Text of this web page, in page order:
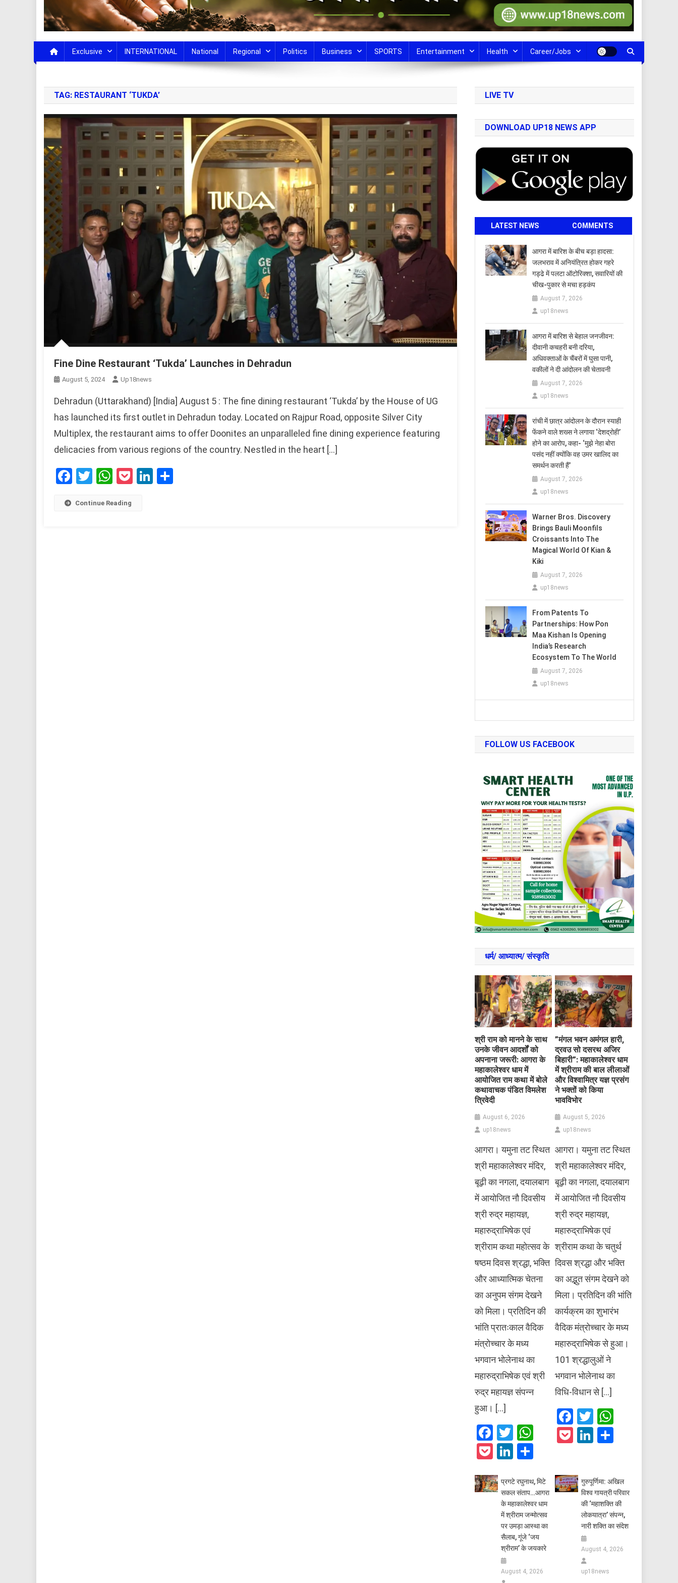
Exclusive INTERNATIONAL National Regional Politics Business SPORTS Entertainment Health Career/Jobs
TAG: RESTAURANT ‘TUKDA’
Fine Dine Restaurant ‘Tukda’ Launches in Dehradun
August 5, 2024 Up18news
Dehradun (Uttarakhand) [India] August 5 : The fine dining restaurant ‘Tukda’ by the House of UG
has launched its first outlet in Dehradun today. Located on Rajpur Road, opposite Silver City
Multiplex, the restaurant aims to offer Doonites an unparalleled fine dining experience featuring
delicacies from various regions of the country. Nestled in the heart […]
Facebook
Twitter
WhatsApp
PocketLinkedIn
Continue Reading
LIVE TV
DOWNLOAD UP18 NEWS APP
LATEST NEWS COMMENTS
आगरा में बारिश के बीच बड़ा हादसा:
जलभराव में अनियंत्रित होकर गहरे
गड्ढे में पलटा ऑटोरिक्शा, सवारियों की
चीख-पुकार से मचा हड़कंप
August 7, 2026
up18news
आगरा में बारिश से बेहाल जनजीवन:
दीवानी कचहरी बनी दरिया,
अधिवक्ताओं के चैंबरों में घुसा पानी,
वकीलों ने दी आंदोलन की चेतावनी
August 7, 2026
up18news
रांची में छात्र आंदोलन के दौरान स्याही
फेंकने वाले शख्स ने लगाया ‘देशद्रोही’
होने का आरोप, कहा- ‘मुझे नेहा बोरा
पसंद नहीं क्योंकि वह उमर खालिद का
समर्थन करती हैं’
August 7, 2026
up18news
Warner Bros. Discovery
Brings Bauli Moonfils
Croissants Into The
Magical World Of Kian &
Kiki
August 7, 2026
up18news
From Patents To
Partnerships: How Pon
Maa Kishan Is Opening
India’s Research
Ecosystem To The World
August 7, 2026
up18news
FOLLOW US FACEBOOK
धर्म/ आध्‍यात्‍म/ संस्‍कृति
​श्री राम को मानने के साथ
उनके जीवन आदर्शों को
अपनाना जरूरी: आगरा के
महाकालेश्वर धाम में
आयोजित राम कथा में बोले
कथावाचक पंडित विमलेश
त्रिवेदी
August 6, 2026
up18news
आगरा। यमुना तट स्थित
श्री महाकालेश्वर मंदिर,
बूढ़ी का नगला, दयालबाग
में आयोजित नौ दिवसीय
श्री रुद्र महायज्ञ,
महारुद्राभिषेक एवं
श्रीराम कथा महोत्सव के
षष्ठम दिवस श्रद्धा, भक्ति
और आध्यात्मिक चेतना
का अनुपम संगम देखने
को मिला। प्रतिदिन की
भांति प्रातःकाल वैदिक
मंत्रोच्चार के मध्य
भगवान भोलेनाथ का
महारुद्राभिषेक एवं श्री
रुद्र महायज्ञ संपन्न
हुआ। […]
Facebook
TwitterWhatsApp
PocketLinkedIn
​”मंगल भवन अमंगल हारी,
द्रवउ सो दसरथ अजिर
बिहारी”: महाकालेश्वर धाम
में श्रीराम की बाल लीलाओं
और विश्वामित्र यज्ञ प्रसंग
ने भक्तों को किया
भावविभोर
August 5, 2026
up18news
आगरा। यमुना तट स्थित
श्री महाकालेश्वर मंदिर,
बूढ़ी का नगला, दयालबाग
में आयोजित नौ दिवसीय
श्री रुद्र महायज्ञ,
महारुद्राभिषेक एवं
श्रीराम कथा के चतुर्थ
दिवस श्रद्धा और भक्ति
का अद्भुत संगम देखने को
मिला। प्रतिदिन की भांति
कार्यक्रम का शुभारंभ
वैदिक मंत्रोच्चार के मध्य
महारुद्राभिषेक से हुआ।
101 श्रद्धालुओं ने
भगवान भोलेनाथ का
विधि-विधान से […]
Facebook
Twitter
PocketLinkedIn
प्रगटे रघुनाथ, मिटे
सकल संताप…आगरा
के महाकालेश्वर धाम
में श्रीराम जन्मोत्सव
पर उमड़ा आस्था का
सैलाब, गूंजे ‘जय
श्रीराम’ के जयकारे
August 4, 2026
गुरुपूर्णिमा: अखिल
विश्व गायत्री परिवार
की ‘महाशक्ति की
लोकयात्रा’ संपन्न,
नारी शक्ति का संदेश
August 4, 2026
up18news